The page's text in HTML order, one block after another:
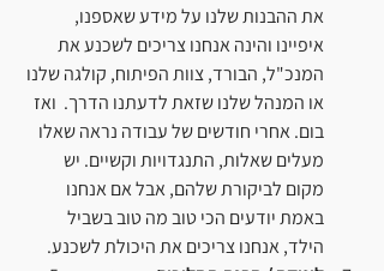
את ההבנות שלנו על מידע שאספנו,
איפיינו והינה אנחנו צריכים לשכנע את
המנכ"ל, הבורד, צוות הפיתוח, קולגה שלנו
או המנהל שלנו שזאת לדעתנו הדרך.  ואז
בום. אחרי חודשים של עבודה נראה שאלו
מעלים שאלות, התנגדויות וקשיים. יש
מקום לביקורת שלהם, אבל אם אנחנו
באמת יודעים הכי טוב מה טוב בשביל
הילד, אנחנו צריכים את היכולת לשכנע.